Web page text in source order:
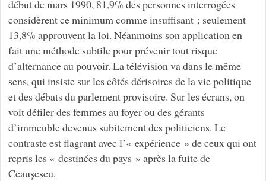
début de mars 1990, 81,9% des personnes interrogées
considèrent ce minimum comme insuffisant ; seulement
13,8% approuvent la loi. Néanmoins son application en
fait une méthode subtile pour prévenir tout risque
d’alternance au pouvoir. La télévision va dans le même
sens, qui insiste sur les côtés dérisoires de la vie politique
et des débats du parlement provisoire. Sur les écrans, on
voit défiler des femmes au foyer ou des gérants
d’immeuble devenus subitement des politiciens. Le
contraste est flagrant avec l’« expérience » de ceux qui ont
repris les « destinées du pays » après la fuite de
Ceauşescu.